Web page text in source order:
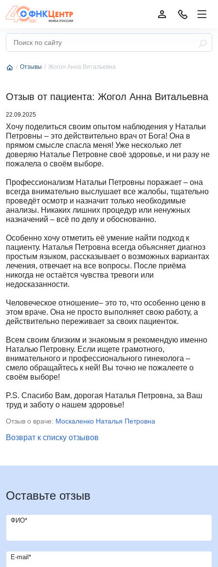
Отзывы Жогол Анна Витальевна
Отзыв от пациента: Жогол Анна Витальевна
22.09.2025
Хочу поделиться своим опытом наблюдения у Натальи
Петровны – это действительно врач от Бога! Она в
прямом смысле спасла меня! Уже несколько лет
доверяю Наталье Петровне своё здоровье, и ни разу не
пожалела о своём выборе.
Профессионализм Натальи Петровны поражает – она
всегда внимательно выслушает все жалобы, тщательно
проведёт осмотр и назначит только необходимые
анализы. Никаких лишних процедур или ненужных
назначений – всё по делу и обоснованно.
Особенно хочу отметить её умение найти подход к
пациенту. Наталья Петровна всегда объясняет диагноз
простым языком, рассказывает о возможных вариантах
лечения, отвечает на все вопросы. После приёма
никогда не остаётся чувства тревоги или
недосказанности.
Человеческое отношение– это то, что особенно ценю в
этом враче. Она не просто выполняет свою работу, а
действительно переживает за своих пациенток.
Всем своим близким и знакомым я рекомендую именно
Наталью Петровну. Если ищете грамотного,
внимательного и профессионального гинеколога –
смело обращайтесь к ней! Вы точно не пожалеете о
своём выборе!
P.S. Спасибо Вам, дорогая Наталья Петровна, за Ваш
труд и заботу о нашем здоровье!
Отзыв о враче: Москаленко Наталья Петровна
Возврат к списку отзывов
Оставьте отзыв
ФИО*
E-mail*